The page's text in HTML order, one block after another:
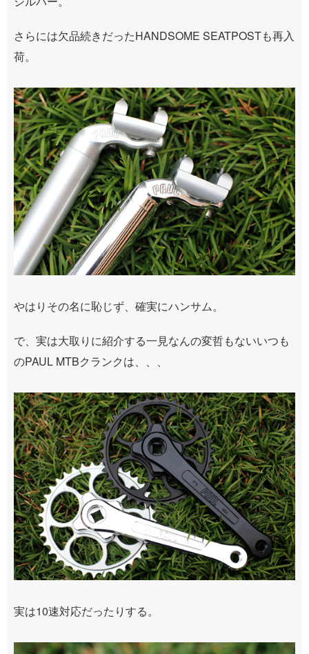
さらには欠品続きだったHANDSOME SEATPOSTも再入
荷。
やはりその名に恥じず、確実にハンサム。
で、実は大取りに紹介する一見なんの変哲もないいつも
のPAUL MTBクランクは、、、
実は10速対応だったりする。